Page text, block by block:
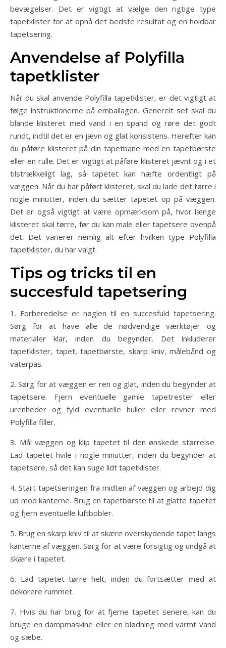
bevægelser. Det er vigtigt at vælge den rigtige type
tapetklister for at opnå det bedste resultat og en holdbar
tapetsering.
Anvendelse af Polyfilla
tapetklister
Når du skal anvende Polyfilla tapetklister, er det vigtigt at
følge instruktionerne på emballagen. Generelt set skal du
blande klisteret med vand i en spand og røre det godt
rundt, indtil det er en jævn og glat konsistens. Herefter kan
du påføre klisteret på din tapetbane med en tapetbørste
eller en rulle. Det er vigtigt at påføre klisteret jævnt og i et
tilstrækkeligt lag, så tapetet kan hæfte ordentligt på
væggen. Når du har påført klisteret, skal du lade det tørre i
nogle minutter, inden du sætter tapetet op på væggen.
Det er også vigtigt at være opmærksom på, hvor længe
klisteret skal tørre, før du kan male eller tapetsere ovenpå
det. Det varierer nemlig alt efter hvilken type Polyfilla
tapetklister, du har valgt.
Tips og tricks til en
succesfuld tapetsering
1. Forberedelse er nøglen til en succesfuld tapetsering.
Sørg for at have alle de nødvendige værktøjer og
materialer klar, inden du begynder. Det inkluderer
tapetklister, tapet, tapetbørste, skarp kniv, målebånd og
vaterpas.
2. Sørg for at væggen er ren og glat, inden du begynder at
tapetsere. Fjern eventuelle gamle tapetrester eller
urenheder og fyld eventuelle huller eller revner med
Polyfilla filler.
3. Mål væggen og klip tapetet til den ønskede størrelse.
Lad tapetet hvile i nogle minutter, inden du begynder at
tapetsere, så det kan suge lidt tapetklister.
4. Start tapetseringen fra midten af væggen og arbejd dig
ud mod kanterne. Brug en tapetbørste til at glatte tapetet
og fjern eventuelle luftbobler.
5. Brug en skarp kniv til at skære overskydende tapet langs
kanterne af væggen. Sørg for at være forsigtig og undgå at
skære i tapetet.
6. Lad tapetet tørre helt, inden du fortsætter med at
dekorere rummet.
7. Hvis du har brug for at fjerne tapetet senere, kan du
bruge en dampmaskine eller en blødning med varmt vand
og sæbe.